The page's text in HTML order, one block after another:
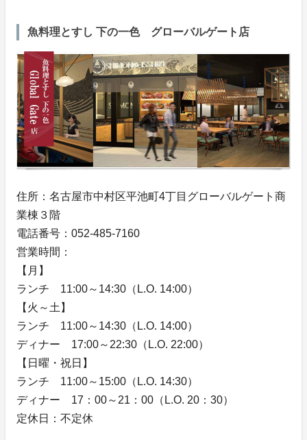
魚料理とすし 下の一色 グローバルゲート店
住所：名古屋市中村区平池町4丁目グローバルゲート商
業棟３階
電話番号：052-485-7160
営業時間：
【月】
ランチ 11:00～14:30（L.O. 14:00）
【火～土】
ランチ 11:00～14:30（L.O. 14:00）
ディナー 17:00～22:30（L.O. 22:00）
【日曜・祝日】
ランチ 11:00～15:00（L.O. 14:30）
ディナー 17：00～21：00（L.O. 20：30）
定休日：不定休